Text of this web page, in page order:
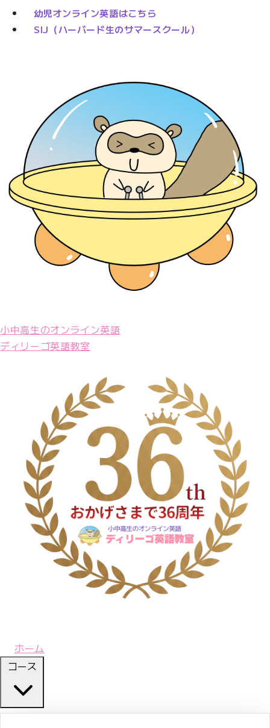
幼児オンライン英語はこちら
SIJ（ハーバード生のサマースクール）
小中高生のオンライン英語
ディリーゴ英語教室
ホーム
コース